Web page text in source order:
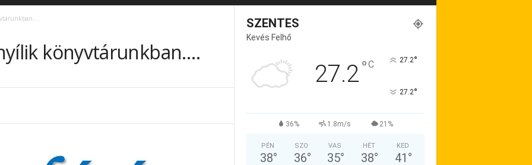
könyvtárunkban….
SZENTES
Kevés Felhő
27.2°C 27.2°
27.2°
36% 1.8m/s 21%
PÉN
38°
SZO
36°
VAS
35°
HÉT
38°
KED
41 °